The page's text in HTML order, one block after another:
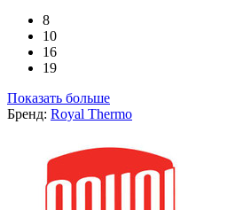
8
10
16
19
Показать больше
Бренд: Royal Thermo